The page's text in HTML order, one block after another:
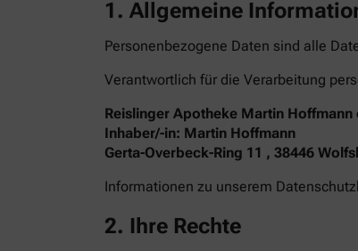
1. Allgemeine
Personenbezogene Daten sind alle
Verantwortlich für die Verarbeitung
Reislinger Apotheke Martin Hoffmann
Inhaber/-in: Martin Hoffmann
Gerta-Overbeck-Ring 11 , 38446
Informationen zu unserem
2. Ihre Rechte